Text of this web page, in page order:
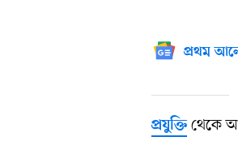
প্রথম
প্রযুক্তি থেকে